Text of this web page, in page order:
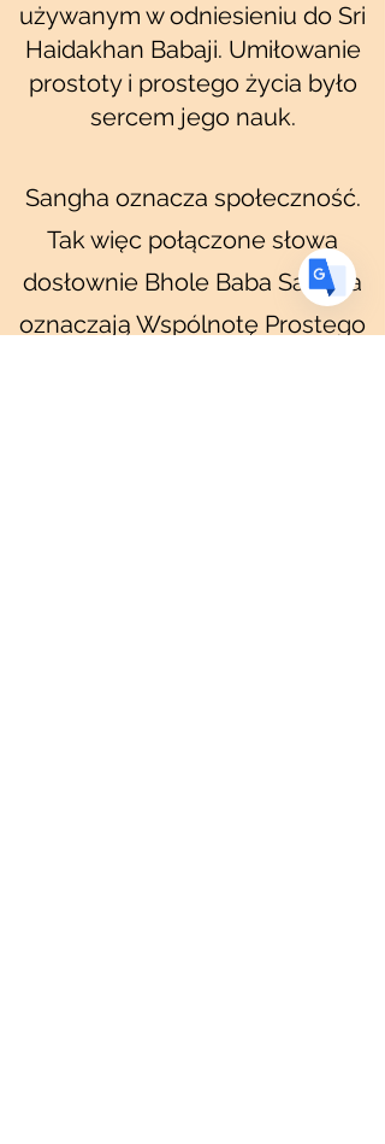
używanym w odniesieniu do Sri
Haidakhan Babaji. Umiłowanie
prostoty i prostego życia było
sercem jego nauk.
Sangha oznacza społeczność.
Tak więc połączone słowa
dosłownie Bhole Baba Sangha
oznaczają Wspólnotę Prostego
USEnglish
FR French · Français
German· Deutsch